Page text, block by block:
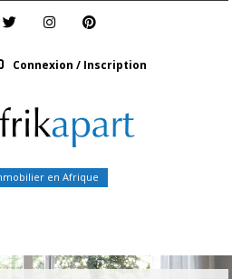
Connexion / Inscription
en Afrique